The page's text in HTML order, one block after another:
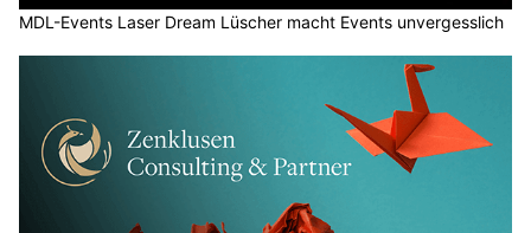
MDL-Events Laser Dream Lüscher macht Events unvergesslich